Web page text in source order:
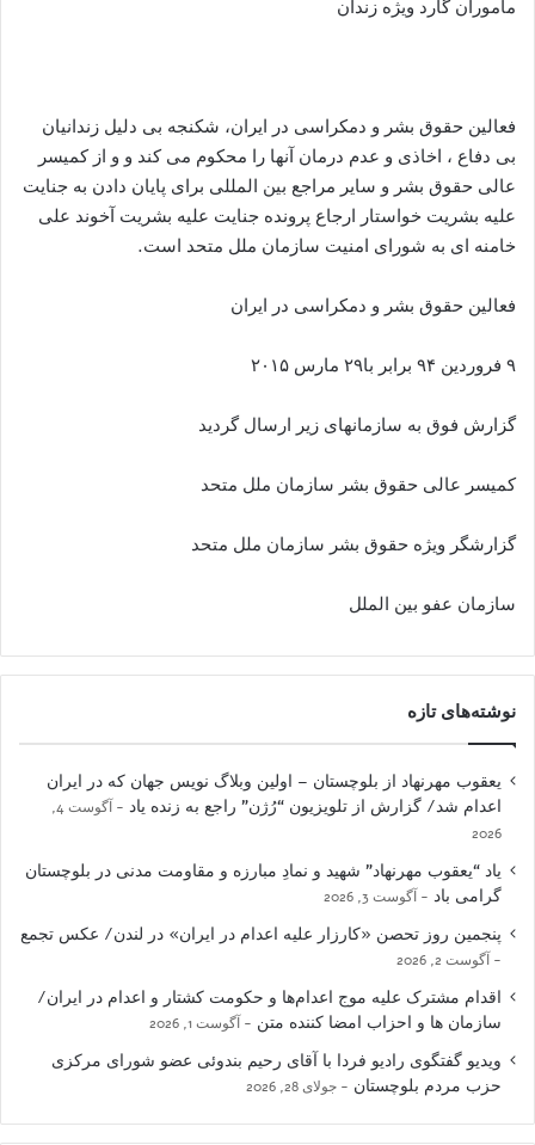
ماموران گارد ویژه زندان
فعالین حقوق بشر و دمکراسی در ایران، شکنجه بی دلیل زندانیان
بی دفاع ، اخاذی و عدم درمان آنها را محکوم می کند و و از کمیسر
عالی حقوق بشر و سایر مراجع بین المللی برای پایان دادن به جنایت
علیه بشریت خواستار ارجاع پرونده جنایت علیه بشریت آخوند علی
خامنه ای به شورای امنیت سازمان ملل متحد است.
فعالین حقوق بشر و دمکراسی در ایران
۹ فروردین ۹۴ برابر با۲۹ مارس ۲۰۱۵
گزارش فوق به سازمانهای زیر ارسال گردید
کمیسر عالی حقوق بشر سازمان ملل متحد
گزارشگر ویژه حقوق بشر سازمان ملل متحد
سازمان عفو بین الملل
نوشته‌های تازه
یعقوب مهرنهاد از بلوچستان – اولین وبلاگ نویس جهان که در ایران
اعدام شد/ گزارش از تلویزیون “رُژن” راجع به زنده یاد
آگوست 4,
2026
یاد “یعقوب مهرنهاد” شهید و نمادِ مبارزه و مقاومت مدنی در بلوچستان
گرامی باد
آگوست 3, 2026
پنجمین روز تحصن «کارزار علیه اعدام در ایران» در لندن/ عکس تجمع
آگوست 2, 2026
اقدام مشترک علیه موج اعدام‌ها و حکومت کشتار و اعدام در ایران/
سازمان ها و احزاب امضا کننده متن
آگوست 1, 2026
ویدیو گفتگوی رادیو فردا با آقای رحیم بندوئی عضو شورای مرکزی
حزب مردم بلوچستان
جولای 28, 2026